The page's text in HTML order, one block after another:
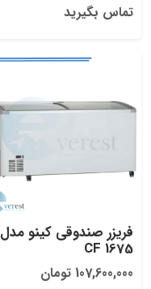
تماس بگیرید
فریزر صندوقی کینو مدل
CF 1675
107,600,000 تومان